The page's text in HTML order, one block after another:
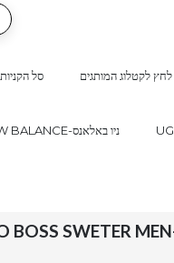
סל הקניות לחץ לקטלוג המותגים
NEW BALANCE-ניו באלאנס